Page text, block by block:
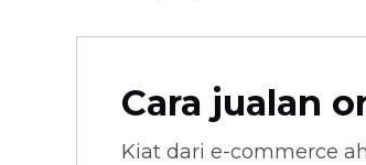
Cara jualan
Kiat dari e-commerce